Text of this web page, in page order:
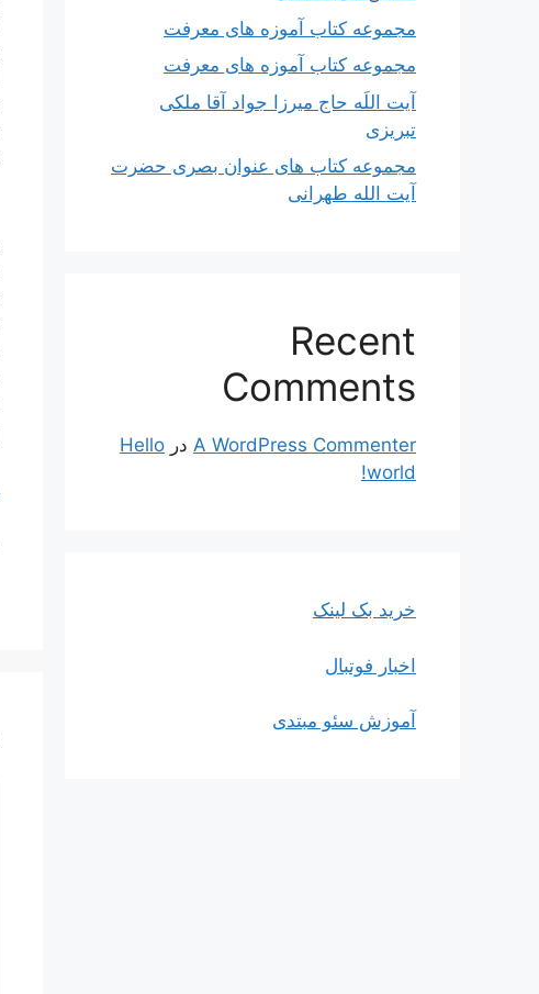
مجموعه کتاب آموزه های معرفت
مجموعه کتاب آموزه های معرفت
آیت اللَه حاج میرزا جواد آقا ملکی
تبریزی
مجموعه کتاب های عنوان بصری حضرت
آیت الله طهرانی
Recent
Comments
A WordPress Commenter در Hello
world!
خرید بک لینک
اخبار فوتبال
آموزش سئو مبتدی